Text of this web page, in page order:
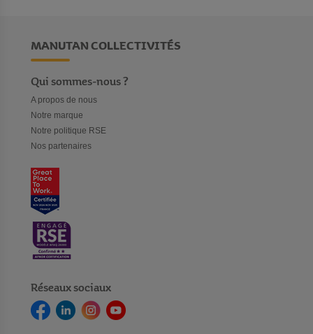
MANUTAN COLLECTIVITÉS
Qui sommes-nous ?
A propos de nous
Notre marque
Notre politique RSE
Nos partenaires
Réseaux sociaux